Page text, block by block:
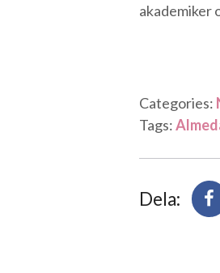
akademiker
Categories:
Tags:
Dela: